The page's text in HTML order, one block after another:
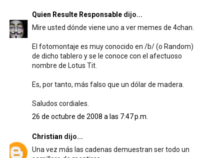
Quien Resulte Responsabledijo...
Mire usted dónde viene uno a ver memes de 4chan.
El fotomontaje es muy conocido en /b/ (o Random)
de dicho tablero y se le conoce con el afectuoso
nombre de Lotus Tit.
Es, por tanto, más falso que un dólar de madera.
Saludos cordiales.
26 de octubre de 2008 a las 7:47 p.m.
Christian dijo...
Una vez más las cadenas demuestran ser todo un